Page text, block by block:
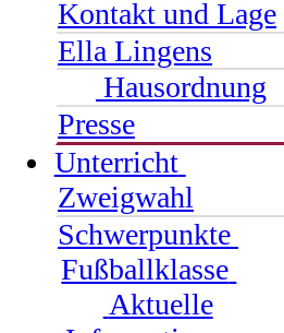
Kontakt und Lage
Ella Lingens
Hausordnung
Presse
Unterricht
Zweigwahl
Schwerpunkte
Fußballklasse
Aktuelle